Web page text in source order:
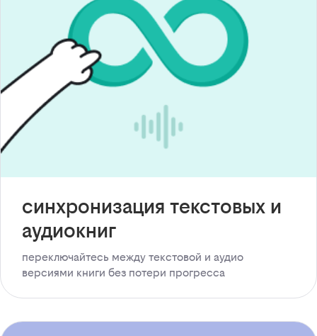
синхронизация текстовых и
аудиокниг
переключайтесь между текстовой и аудио
версиями книги без потери прогресса